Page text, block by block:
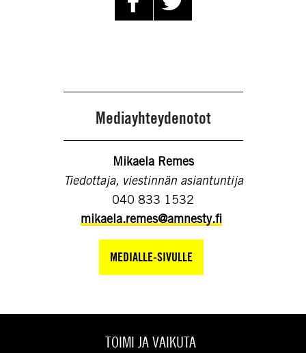
Mediayhteydenotot
Mikaela Remes
Tiedottaja, viestinnän asiantuntija
040 833 1532
mikaela.remes@amnesty.fi
MEDIALLE-SIVULLE
TOIMI JA VAIKUTA